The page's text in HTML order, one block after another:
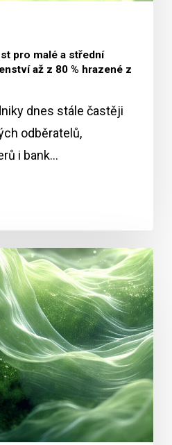
pro malé a střední
až z 80 % hrazené z
dnes stále častěji
odběratelů,
i bank…